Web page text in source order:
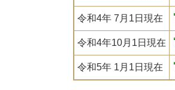
令和4年 7月1日現在
令和4年10月1日現在
令和5年 1月1日現在